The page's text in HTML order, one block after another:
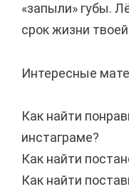
«запыли» губы.
срок жизни
Интересные
Как найти
инстаграме?
Как найти
Как найти